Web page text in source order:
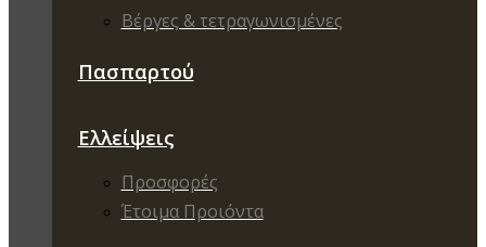
Βέργες & τετραγωνισμένες
Πασπαρτού
Ελλείψεις
Προσφορές
Έτοιμα Προιόντα